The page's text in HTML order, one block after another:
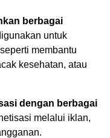
berbagai
untuk
membantu
kesehatan, atau
dengan berbagai
melalui iklan,